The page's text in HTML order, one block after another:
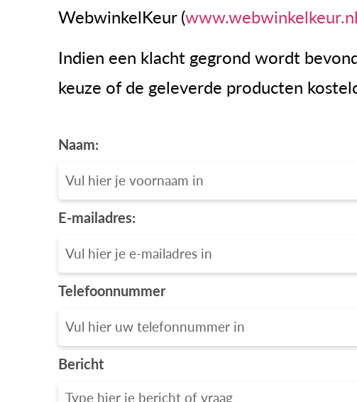
WebwinkelKeur (www.webwinkelkeur.nl
Indien een klacht gegrond wordt
keuze of de geleverde producten
Naam:
E-mailadres:
Telefoonnummer
Bericht